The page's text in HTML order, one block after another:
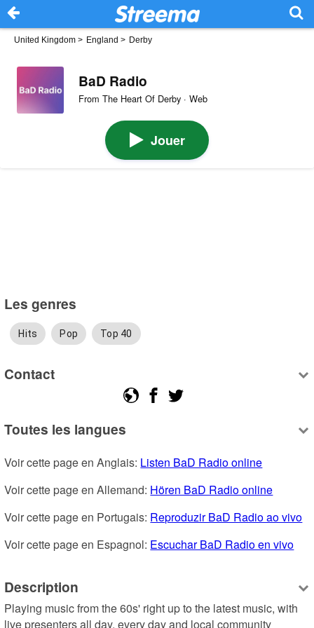
United Kingdom > England > Derby
BaD Radio
From The Heart Of Derby · Web
Jouer
Les genres
Hits Pop Top 40
Contact
Toutes les langues
Voir cette page en Anglais: Listen BaD Radio online
Voir cette page en Allemand: Hören BaD Radio online
Voir cette page en Portugais: Reproduzir BaD Radio ao vivo
Voir cette page en Espagnol: Escuchar BaD Radio en vivo
Description
Playing music from the 60s' right up to the latest music, with
live presenters all day, every day and local community